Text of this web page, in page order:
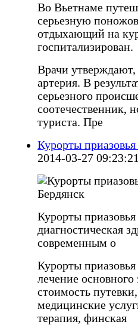
Во Вьетнаме
серьезную
отдыхающий на
госпитализирован.
Врачи утверждают,
артерия. В
серьезного
соотечественник,
туриста. Пре
Курорты
2014-03-27 09:23:21
Курорты
диагностическая
современным о
Курорты
лечение основного
стоимость
медицинские
терапия, финская